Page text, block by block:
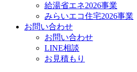
給湯省エネ2026事業
みらいエコ住宅2026事業
お問い合わせ
お問い合わせ
LINE相談
お見積もり